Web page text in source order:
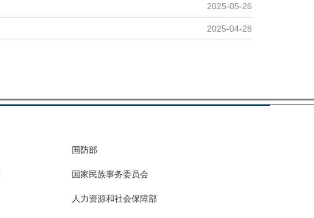
2025-05-26
2025-04-28
国防部
国家民族事务委员会
人力资源和社会保障部